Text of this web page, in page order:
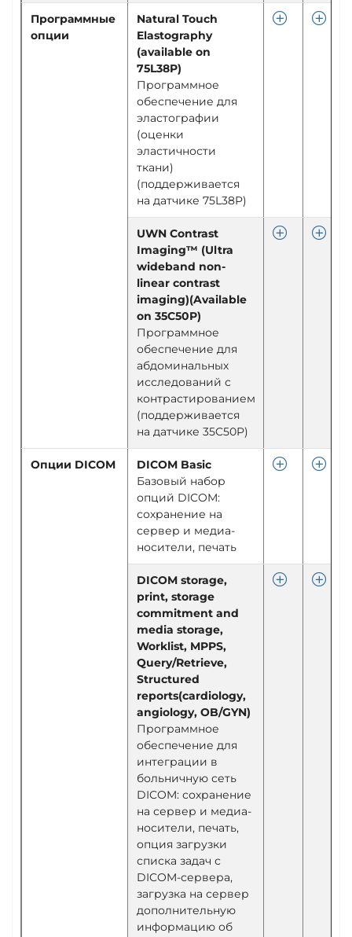
Программные
опции
Natural Touch
Elastography
(available on
75L38P)
Программное
обеспечение для
эластографии
(оценки
эластичности
ткани)
(поддерживается
на датчике 75L38P)
UWN Contrast
Imaging™ (Ultra
wideband non-
linear contrast
imaging)(Available
on 35C50P)
Программное
обеспечение для
абдоминальных
исследований с
контрастированием
(поддерживается
на датчике 35C50P)
Опции DICOM
DICOM Basic
Базовый набор
опций DICOM:
сохранение на
сервер и медиа-
носители, печать
DICOM storage,
print, storage
commitment and
media storage,
Worklist, MPPS,
Query/Retrieve,
Structured
reports(cardiology,
angiology, OB/GYN)
Программное
обеспечение для
интеграции в
больничную сеть
DICOM: сохранение
на сервер и медиа-
носители, печать,
опция загрузки
списка задач с
DICOM-сервера,
загрузка на сервер
дополнительную
информацию об